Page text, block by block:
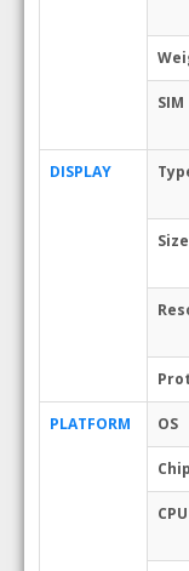
SIM
DISPLAY
Size
PLATFORM OS
CPU